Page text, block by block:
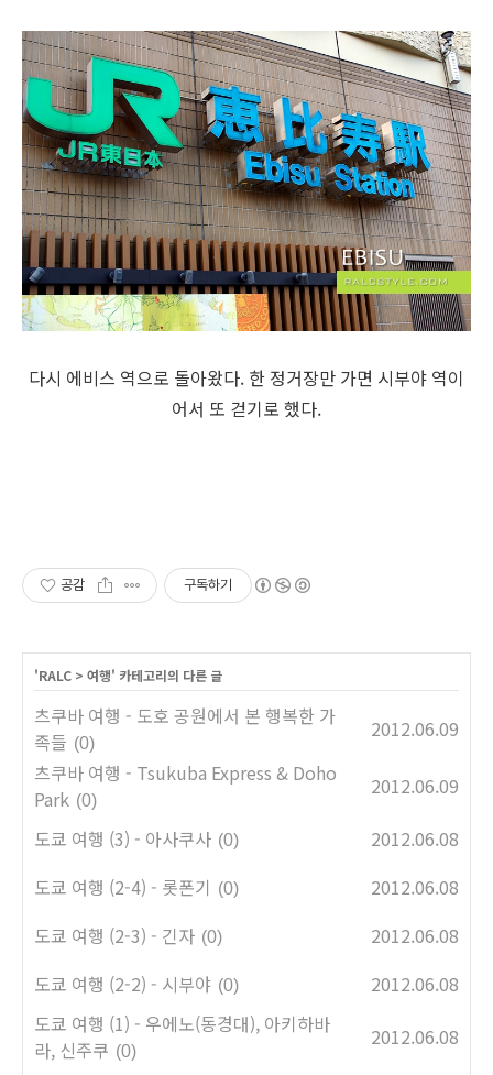
다시 에비스 역으로 돌아왔다. 한 정거장만 가면 시부야 역이
어서 또 걷기로 했다.
공감 구독하기
'RALC > 여행' 카테고리의 다른 글
츠쿠바 여행 - 도호 공원에서 본 행복한 가
족들 (0)
2012.06.09
츠쿠바 여행 - Tsukuba Express & Doho
Park (0)
2012.06.09
도쿄 여행 (3) - 아사쿠사 (0)
2012.06.08
도쿄 여행 (2-4) - 롯폰기 (0)
2012.06.08
도쿄 여행 (2-3) - 긴자 (0)
2012.06.08
도쿄 여행 (2-2) - 시부야 (0)
2012.06.08
도쿄 여행 (1) - 우에노(동경대), 아키하바
라, 신주쿠 (0)
2012.06.08